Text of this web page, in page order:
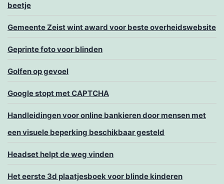
beetje
Gemeente Zeist wint award voor beste overheidswebsite
Geprinte foto voor blinden
Golfen op gevoel
Google stopt met CAPTCHA
Handleidingen voor online bankieren door mensen met
een visuele beperking beschikbaar gesteld
Headset helpt de weg vinden
Het eerste 3d plaatjesboek voor blinde kinderen